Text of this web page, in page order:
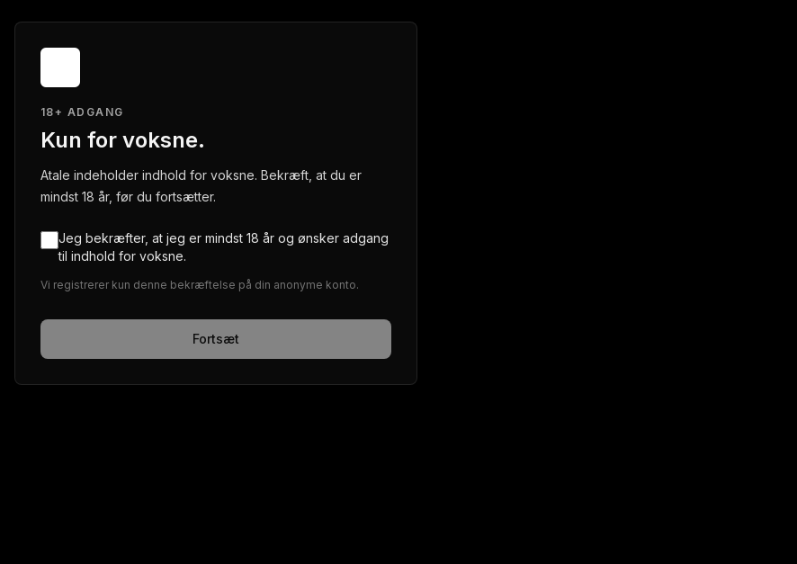
18+ ADGANG
Kun for voksne.
Atale indeholder indhold for voksne. Bekræft, at du er
mindst 18 år, før du fortsætter.
Jeg bekræfter, at jeg er mindst 18 år og ønsker adgang
til indhold for voksne.
Vi registrerer kun denne bekræftelse på din anonyme konto.
Fortsæt